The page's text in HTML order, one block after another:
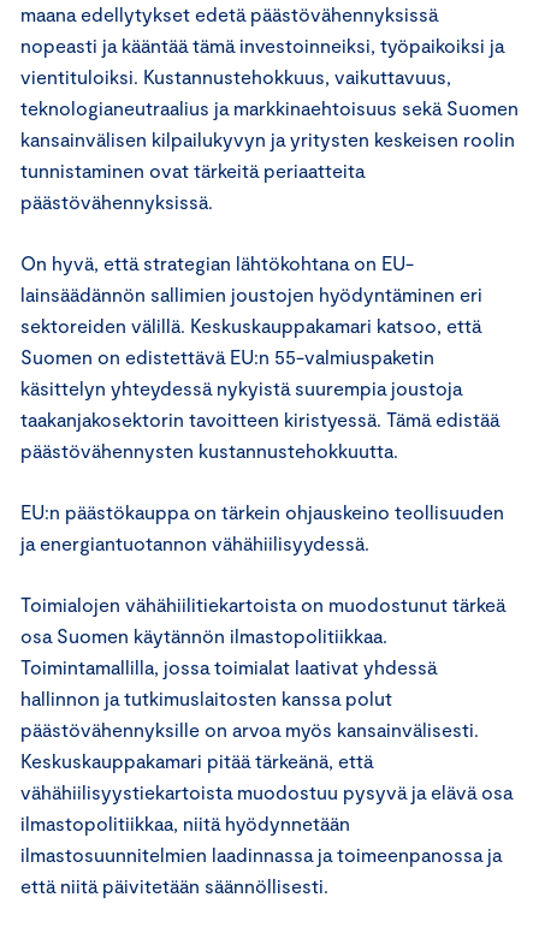
maana edellytykset edetä päästövähennyksissä
nopeasti ja kääntää tämä investoinneiksi, työpaikoiksi ja
vientituloiksi. Kustannustehokkuus, vaikuttavuus,
teknologianeutraalius ja markkinaehtoisuus sekä Suomen
kansainvälisen kilpailukyvyn ja yritysten keskeisen roolin
tunnistaminen ovat tärkeitä periaatteita
päästövähennyksissä.
On hyvä, että strategian lähtökohtana on EU-
lainsäädännön sallimien joustojen hyödyntäminen eri
sektoreiden välillä. Keskuskauppakamari katsoo, että
Suomen on edistettävä EU:n 55-valmiuspaketin
käsittelyn yhteydessä nykyistä suurempia joustoja
taakanjakosektorin tavoitteen kiristyessä. Tämä edistää
päästövähennysten kustannustehokkuutta.
EU:n päästökauppa on tärkein ohjauskeino teollisuuden
ja energiantuotannon vähähiilisyydessä.
Toimialojen vähähiilitiekartoista on muodostunut tärkeä
osa Suomen käytännön ilmastopolitiikkaa.
Toimintamallilla, jossa toimialat laativat yhdessä
hallinnon ja tutkimuslaitosten kanssa polut
päästövähennyksille on arvoa myös kansainvälisesti.
Keskuskauppakamari pitää tärkeänä, että
vähähiilisyystiekartoista muodostuu pysyvä ja elävä osa
ilmastopolitiikkaa, niitä hyödynnetään
ilmastosuunnitelmien laadinnassa ja toimeenpanossa ja
että niitä päivitetään säännöllisesti.